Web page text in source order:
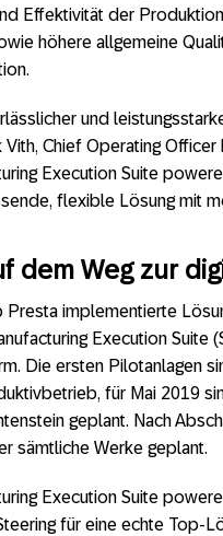
Effektivität der
höhere allgemeine
und
Vith, Chief Operating
Execution Suite
flexible Lösung mit
dem Weg zur
Presta implementierte
Execution Suite
Die ersten Pilotanlagen
für Mai 2019
geplant. Nach
sämtliche Werke geplant.
Execution Suite
für eine echte Top-